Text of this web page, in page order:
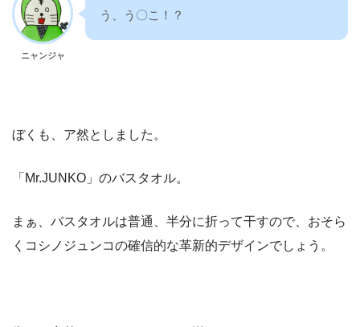
ニャンジャ
う、う〇こ！？
ぼくも、ア然としました。
「Mr.JUNKO」のバスタオル。
まぁ、バスタオルは普通、半分に折って干すので、おそら
くコシノジュンコの確信的な革新的デザインでしょう。